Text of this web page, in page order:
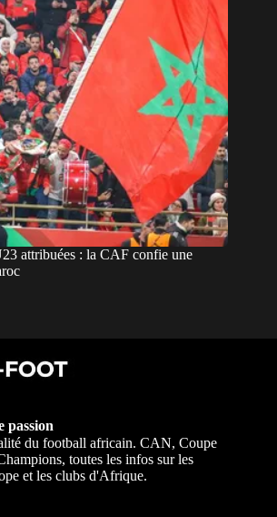
attribuées : la CAF confie une
passion
du football africain. CAN, Coupe
toutes les infos sur les
et les clubs d'Afrique.